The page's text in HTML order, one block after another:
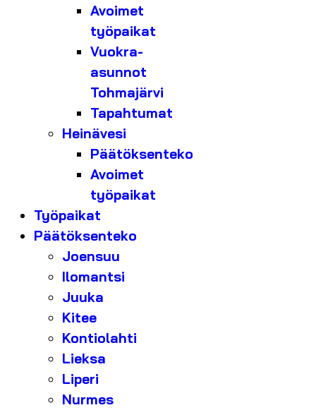
Avoimet
työpaikat
Vuokra-
asunnot
Tohmajärvi
Tapahtumat
Heinävesi
Päätöksenteko
Avoimet
työpaikat
Työpaikat
Päätöksenteko
Joensuu
Ilomantsi
Juuka
Kitee
Kontiolahti
Lieksa
Liperi
Nurmes